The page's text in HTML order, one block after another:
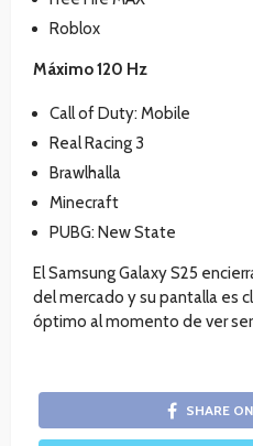
Roblox
Máximo 120 Hz
Call of Duty: Mobile
Real Racing 3
Brawlhalla
Minecraft
PUBG: New State
El Samsung Galaxy S25
del mercado y su pantalla es
óptimo al momento de ver
SHARE